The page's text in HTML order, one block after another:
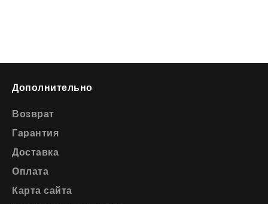
Дополнительно
Возврат
Гарантия
Доставка
Оплата
Карта сайта